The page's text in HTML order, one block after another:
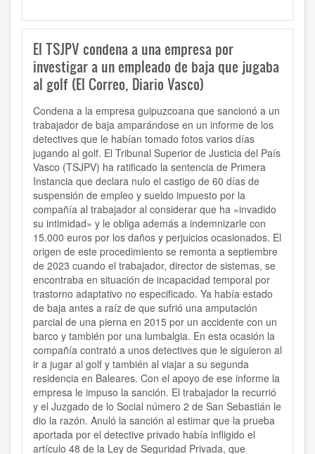
El TSJPV condena a una empresa por
investigar a un empleado de baja que jugaba
al golf (El Correo, Diario Vasco)
Condena a la empresa guipuzcoana que sancionó a un
trabajador de baja amparándose en un informe de los
detectives que le habían tomado fotos varios días
jugando al golf. El Tribunal Superior de Justicia del País
Vasco (TSJPV) ha ratificado la sentencia de Primera
Instancia que declara nulo el castigo de 60 días de
suspensión de empleo y sueldo impuesto por la
compañía al trabajador al considerar que ha «invadido
su intimidad» y le obliga además a indemnizarle con
15.000 euros por los daños y perjuicios ocasionados. El
origen de este procedimiento se remonta a septiembre
de 2023 cuando el trabajador, director de sistemas, se
encontraba en situación de incapacidad temporal por
trastorno adaptativo no especificado. Ya había estado
de baja antes a raíz de que sufrió una amputación
parcial de una pierna en 2015 por un accidente con un
barco y también por una lumbalgia. En esta ocasión la
compañía contrató a unos detectives que le siguieron al
ir a jugar al golf y también al viajar a su segunda
residencia en Baleares. Con el apoyo de ese informe la
empresa le impuso la sanción. El trabajador la recurrió
y el Juzgado de lo Social número 2 de San Sebastián le
dio la razón. Anuló la sanción al estimar que la prueba
aportada por el detective privado había infligido el
artículo 48 de la Ley de Seguridad Privada, que